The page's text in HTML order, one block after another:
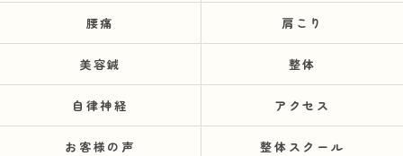
腰痛 肩こり
美容鍼 整体
自律神経 アクセス
お客様の声 整体スクール